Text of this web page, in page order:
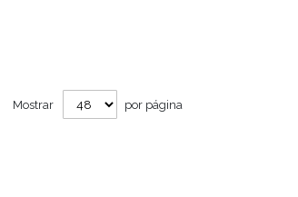
Mostrar por página